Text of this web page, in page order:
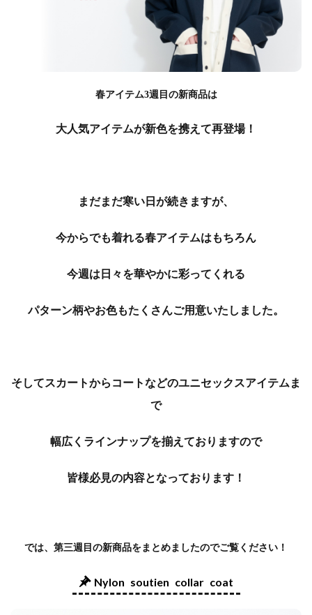
春アイテム3週目の新商品は
大人気アイテムが新色を携えて再登場！
まだまだ寒い日が続きますが、
今からでも着れる春アイテムはもちろん
今週は日々を華やかに彩ってくれる
パターン柄やお色もたくさんご用意いたしました。
そしてスカートからコートなどのユニセックスアイテムま
で
幅広く ラインナップを揃えておりますので
皆様必見の内容となっております！
では、第三週目の新商品をまとめましたのでご覧ください！
Nylon soutien collar coat